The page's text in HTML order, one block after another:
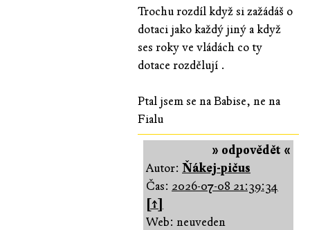
Trochu rozdíl když si zažádáš o
dotaci jako každý jiný a když
ses roky ve vládách co ty
dotace rozdělují .
Ptal jsem se na Babise, ne na
Fialu
» odpovědět «
Autor:Ňákej-pičus
Čas: 2026-07-08 21:39:34
[↑]
Web: neuveden